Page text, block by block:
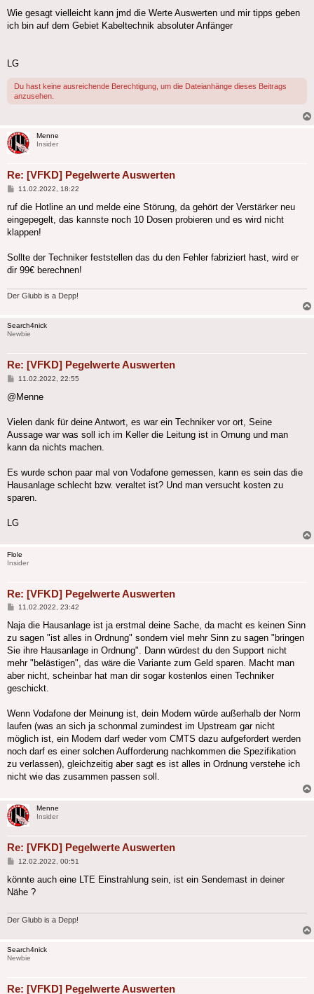
Wie gesagt vielleicht kann jmd die Werte Auswerten und mir tipps geben
ich bin auf dem Gebiet Kabeltechnik absoluter Anfänger
LG
Du hast keine ausreichende Berechtigung, um die Dateianhänge dieses Beitrags
anzusehen.
Menne
Insider
Re: [VFKD] Pegelwerte Auswerten
Beitrag
11.02.2022, 18:22
ruf die Hotline an und melde eine Störung, da gehört der Verstärker neu
eingepegelt, das kannste noch 10 Dosen probieren und es wird nicht
klappen!
Sollte der Techniker feststellen das du den Fehler fabriziert hast, wird er
dir 99€ berechnen!
Der Glubb is a Depp!
Search4nick
Newbie
Re: [VFKD] Pegelwerte Auswerten
Beitrag
11.02.2022, 22:55
@Menne
Vielen dank für deine Antwort, es war ein Techniker vor ort, Seine
Aussage war was soll ich im Keller die Leitung ist in Ornung und man
kann da nichts machen.
Es wurde schon paar mal von Vodafone gemessen, kann es sein das die
Hausanlage schlecht bzw. veraltet ist? Und man versucht kosten zu
sparen.
LG
Flole
Insider
Re: [VFKD] Pegelwerte Auswerten
Beitrag
11.02.2022, 23:42
Naja die Hausanlage ist ja erstmal deine Sache, da macht es keinen Sinn
zu sagen "ist alles in Ordnung" sondern viel mehr Sinn zu sagen "bringen
Sie ihre Hausanlage in Ordnung". Dann würdest du den Support nicht
mehr "belästigen", das wäre die Variante zum Geld sparen. Macht man
aber nicht, scheinbar hat man dir sogar kostenlos einen Techniker
geschickt.
Wenn Vodafone der Meinung ist, dein Modem würde außerhalb der Norm
laufen (was an sich ja schonmal zumindest im Upstream gar nicht
möglich ist, ein Modem darf weder vom CMTS dazu aufgefordert werden
noch darf es einer solchen Aufforderung nachkommen die Spezifikation
zu verlassen), gleichzeitig aber sagt es ist alles in Ordnung verstehe ich
nicht wie das zusammen passen soll.
Menne
Insider
Re: [VFKD] Pegelwerte Auswerten
Beitrag
12.02.2022, 00:51
könnte auch eine LTE Einstrahlung sein, ist ein Sendemast in deiner
Nähe ?
Der Glubb is a Depp!
Search4nick
Newbie
Re: [VFKD] Pegelwerte Auswerten